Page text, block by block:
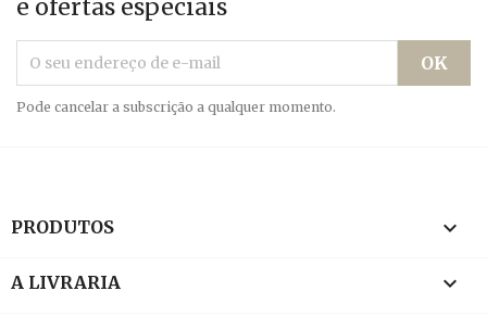
e ofertas especiais
Pode cancelar a subscrição a qualquer momento.
PRODUTOS 
A LIVRARIA 